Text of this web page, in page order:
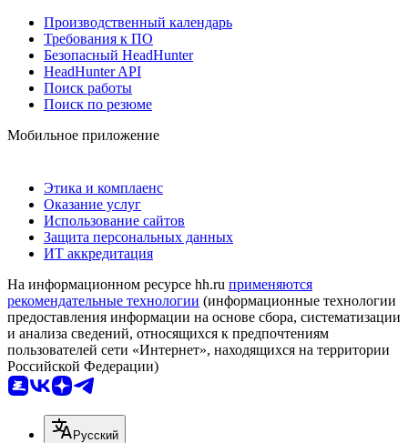
Производственный календарь
Требования к ПО
Безопасный HeadHunter
HeadHunter API
Поиск работы
Поиск по резюме
Мобильное приложение
Этика и комплаенс
Оказание услуг
Использование сайтов
Защита персональных данных
ИТ аккредитация
На информационном ресурсе hh.ru применяются
рекомендательные технологии (информационные технологии
предоставления информации на основе сбора, систематизации
и анализа сведений, относящихся к предпочтениям
пользователей сети «Интернет», находящихся на территории
Российской Федерации)
Русский